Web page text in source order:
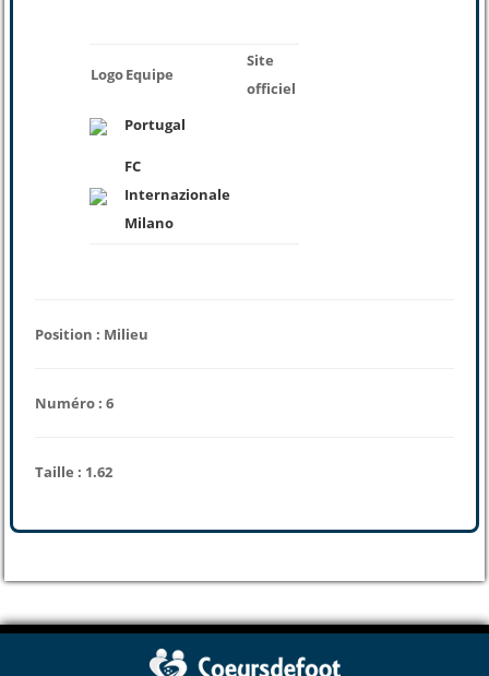
LogoEquipe
Site
officiel
Portugal
FC
Internazionale
Milano
Position : Milieu
Numéro : 6
Taille : 1.62